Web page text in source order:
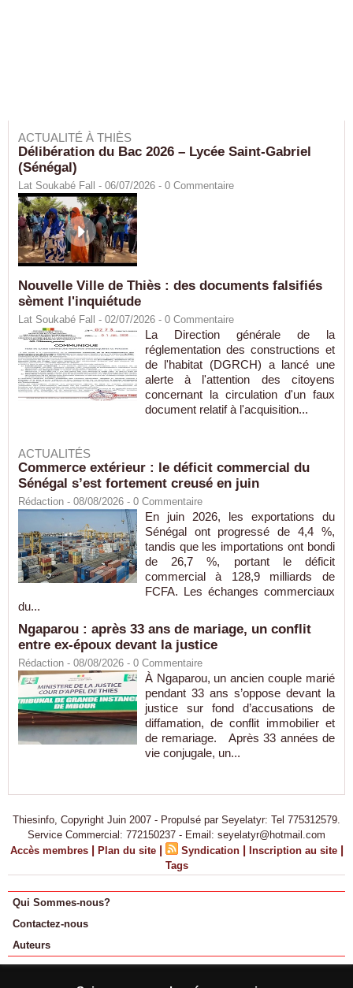
ACTUALITÉ À THIÈS
Délibération du Bac 2026 – Lycée Saint-Gabriel
(Sénégal)
Lat Soukabé Fall - 06/07/2026 - 0 Commentaire
Nouvelle Ville de Thiès : des documents falsifiés
sèment l'inquiétude
Lat Soukabé Fall - 02/07/2026 - 0 Commentaire
La Direction générale de la
réglementation des constructions et
de l'habitat (DGRCH) a lancé une
alerte à l'attention des citoyens
concernant la circulation d'un faux
document relatif à l'acquisition...
ACTUALITÉS
Commerce extérieur : le déficit commercial du
Sénégal s’est fortement creusé en juin
Rédaction - 08/08/2026 - 0 Commentaire
En juin 2026, les exportations du
Sénégal ont progressé de 4,4 %,
tandis que les importations ont bondi
de 26,7 %, portant le déficit
commercial à 128,9 milliards de
FCFA. Les échanges commerciaux
du...
Ngaparou : après 33 ans de mariage, un conflit
entre ex-époux devant la justice
Rédaction - 08/08/2026 - 0 Commentaire
À Ngaparou, un ancien couple marié
pendant 33 ans s’oppose devant la
justice sur fond d’accusations de
diffamation, de conflit immobilier et
de remariage. Après 33 années de
vie conjugale, un...
Thiesinfo, Copyright Juin 2007 - Propulsé par Seyelatyr: Tel 775312579.
Service Commercial: 772150237 - Email: seyelatyr@hotmail.com
Accès membres | Plan du site | Syndication | Inscription au site |
Tags
Qui Sommes-nous?
Contactez-nous
Auteurs